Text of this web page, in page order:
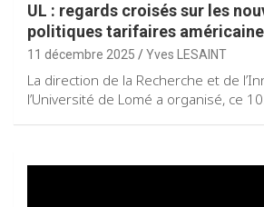
UL : regards croisés sur les
politiques tarifaires
11 décembre 2025 Yves LESAINT
La direction de la Recherche et de
l’Université de Lomé a organisé, ce